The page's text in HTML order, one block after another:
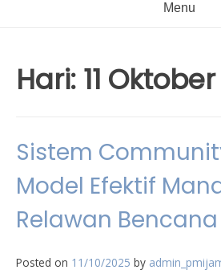
Menu
Hari: 11
Sistem
Model Efektif
Relawan Bencana
Posted on 11/10/2025 by